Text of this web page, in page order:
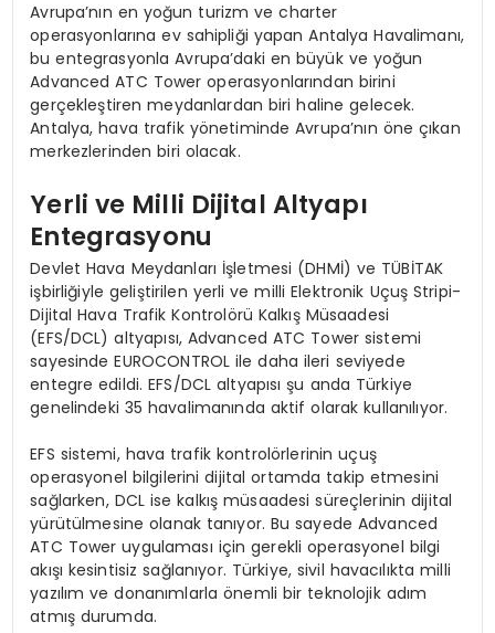
Avrupa’nın en yoğun turizm ve charter
operasyonlarına ev sahipliği yapan Antalya Havalimanı,
bu entegrasyonla Avrupa’daki en büyük ve yoğun
Advanced ATC Tower operasyonlarından birini
gerçekleştiren meydanlardan biri haline gelecek.
Antalya, hava trafik yönetiminde Avrupa’nın öne çıkan
merkezlerinden biri olacak.
Yerli ve Milli Dijital Altyapı
Entegrasyonu
Devlet Hava Meydanları İşletmesi (DHMİ) ve TÜBİTAK
işbirliğiyle geliştirilen yerli ve milli Elektronik Uçuş Stripi-
Dijital Hava Trafik Kontrolörü Kalkış Müsaadesi
(EFS/DCL) altyapısı, Advanced ATC Tower sistemi
sayesinde EUROCONTROL ile daha ileri seviyede
entegre edildi. EFS/DCL altyapısı şu anda Türkiye
genelindeki 35 havalimanında aktif olarak kullanılıyor.
EFS sistemi, hava trafik kontrolörlerinin uçuş
operasyonel bilgilerini dijital ortamda takip etmesini
sağlarken, DCL ise kalkış müsaadesi süreçlerinin dijital
yürütülmesine olanak tanıyor. Bu sayede Advanced
ATC Tower uygulaması için gerekli operasyonel bilgi
akışı kesintisiz sağlanıyor. Türkiye, sivil havacılıkta milli
yazılım ve donanımlarla önemli bir teknolojik adım
atmış durumda.